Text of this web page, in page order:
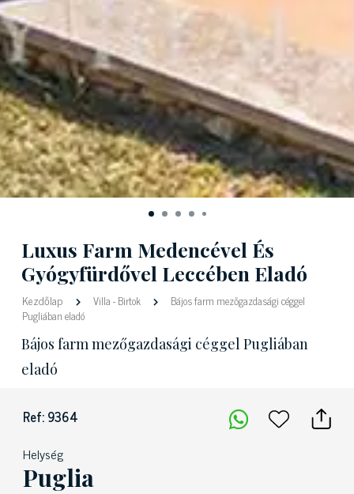
Luxus Farm Medencével És
Gyógyfürdővel Leccében Eladó
Kezdőlap Villa-Birtok
Bájos farm mezőgazdasági céggel
Pugliában eladó
Bájos farm mezőgazdasági céggel Pugliában
eladó
Ref: 9364
Helység
Puglia